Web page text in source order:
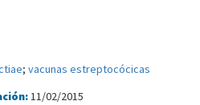
; vacunas estreptocócicas
11/02/2015